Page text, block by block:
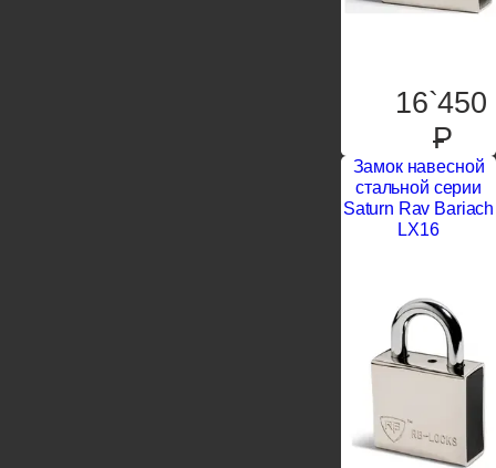
16`450
P
Замок навесной
стальной серии
Saturn Rav Bariach
LX16